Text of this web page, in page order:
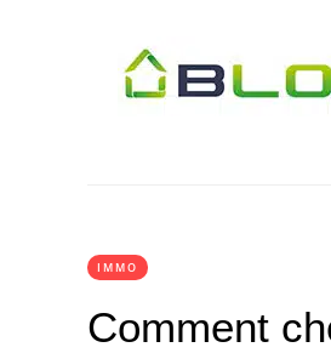
IMMO
Comment